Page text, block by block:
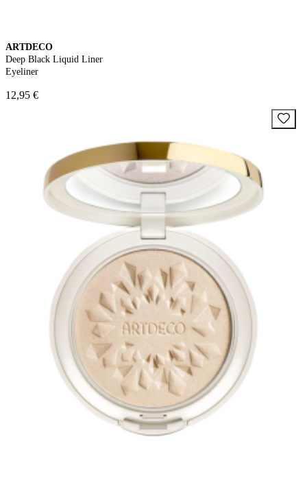
ARTDECO
Deep Black Liquid Liner
Eyeliner
12,95 €